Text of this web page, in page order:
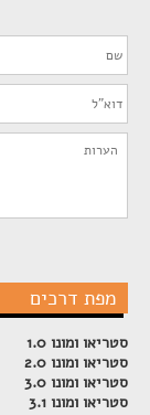
מפת דרכים
סטריאו ומונו 1.0
סטריאו ומונו 2.0
סטריאו ומונו 3.0
סטריאו ומונו 3.1